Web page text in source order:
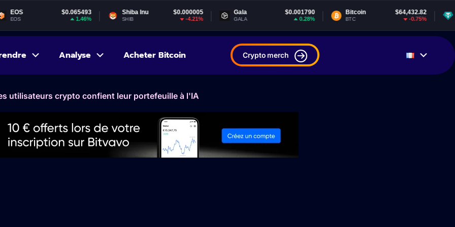
$0.065493 Shiba Inu $0.000005
SHIB
Gala $0.001790
GALA
Bitcoin $64,432.82
BTC
Tether USDt
USDT
Analyse Acheter Bitcoin Crypto merch
utilisateurs crypto confient leur portefeuille à l'IA